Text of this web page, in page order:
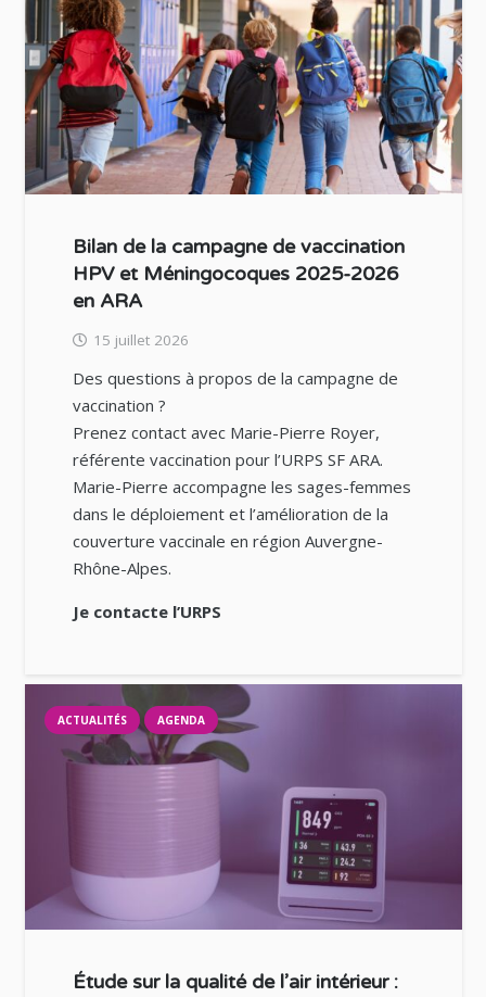
Bilan de la campagne de vaccination
HPV et Méningocoques 2025-2026
en ARA
15 juillet 2026
Des questions à propos de la campagne de
vaccination ?
Prenez contact avec Marie-Pierre Royer,
référente vaccination pour l’URPS SF ARA.
Marie-Pierre accompagne les sages-femmes
dans le déploiement et l’amélioration de la
couverture vaccinale en région Auvergne-
Rhône-Alpes.
Je contacte l’URPS
ACTUALITÉS AGENDA
Étude sur la qualité de l’air intérieur :